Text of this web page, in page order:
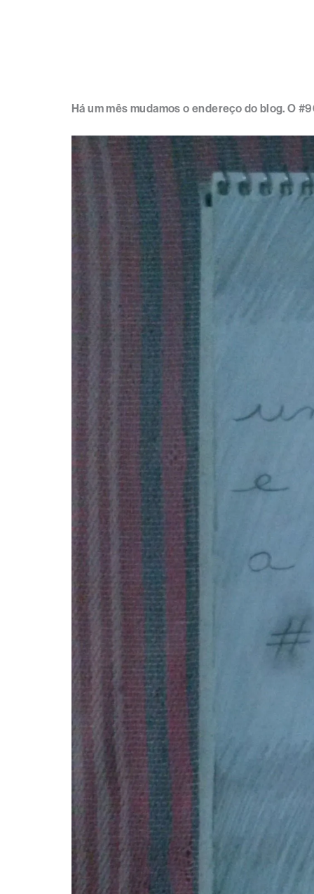
Há um mês mudamos o endereço do blog. O